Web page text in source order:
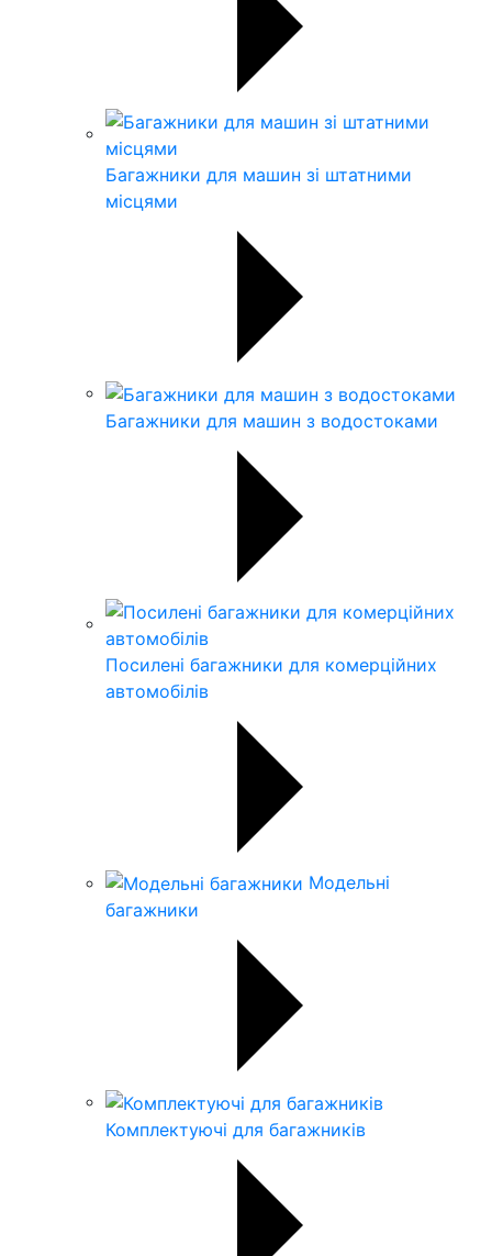
Багажники для машин зі штатними
місцями
Багажники для машин з водостоками
Посилені багажники для комерційних
автомобілів
Модельні
багажники
Комплектуючі для багажників